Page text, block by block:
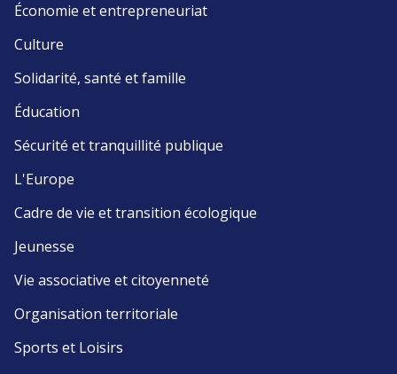
Économie et entrepreneuriat
Culture
Solidarité, santé et famille
Éducation
Sécurité et tranquillité publique
L'Europe
Cadre de vie et transition écologique
Jeunesse
Vie associative et citoyenneté
Organisation territoriale
Sports et Loisirs